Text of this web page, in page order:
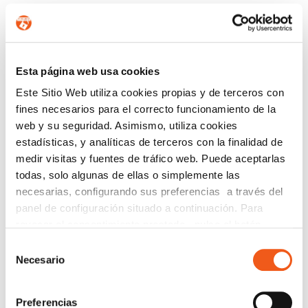
Esta página web usa cookies
Este Sitio Web utiliza cookies propias y de terceros con
fines necesarios para el correcto funcionamiento de la
web y su seguridad. Asimismo, utiliza cookies
estadísticas, y analíticas de terceros con la finalidad de
medir visitas y fuentes de tráfico web. Puede aceptarlas
todas, solo algunas de ellas o simplemente las
necesarias, configurando sus preferencias a través del
panel de configuración situado a continuación. Para
consultar nuestra política de cookies
política de cookies
Necesario
Preferencias
CONTÁCTANOS
Nombre
Teléfono de contacto
e-mail
Mensaje (opcional)